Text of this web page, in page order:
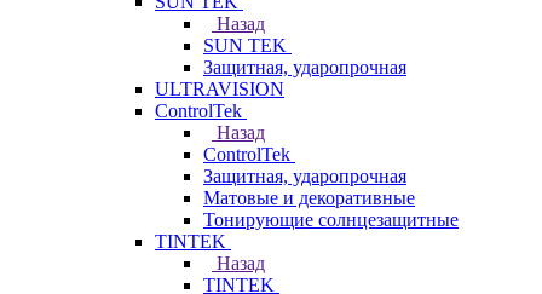
Назад
SUN TEK
Защитная, ударопрочная
ULTRAVISION
ControlTek
Назад
ControlTek
Защитная, ударопрочная
Матовые и декоративные
Тонирующие солнцезащитные
TINTEK
Назад
TINTEK